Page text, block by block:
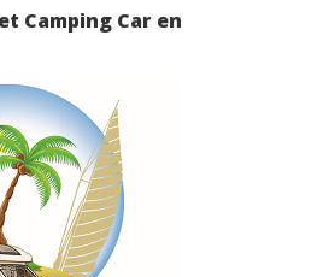
Camping Car en